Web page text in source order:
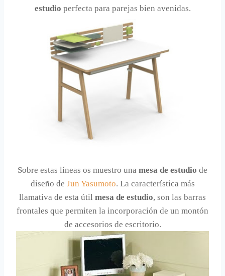
estudio perfecta para parejas bien avenidas.
Sobre estas líneas os muestro una mesa de estudio de
diseño de Jun Yasumoto. La característica más
llamativa de esta útil mesa de estudio, son las barras
frontales que permiten la incorporación de un montón
de accesorios de escritorio.